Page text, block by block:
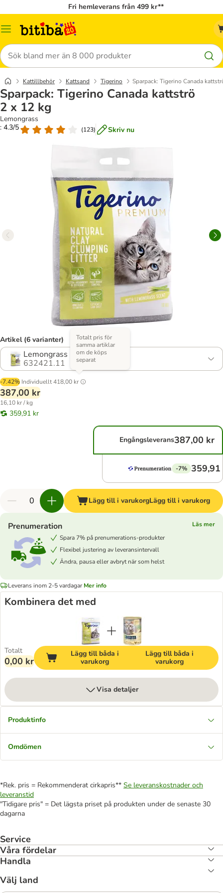
Fri hemleverans från 499 kr**
Meny
Sök
Kattillbehör Kattsand Tigerino Sparpack: Tigerino Canada
Sparpack: Tigerino Canada kattströ
2 x 12 kg
Lemongrass
: 4.3/5
(123) Skriv nu
Artikel (6 varianter)
Lemongrass
632421.11
-7.42% Individuellt418,00 kr
Totalt pris för
samma artiklar
om de köps
separat
387,00 kr
16,10 kr / kg
359,91 kr
Engångsleverans387,00 kr
-7% 359,91
Lägg till i varukorgLägg till i varukorg
Prenumeration
Läs mer
Spara 7% på prenumerations-produkter
Flexibel justering av leveransintervall
Ändra, pausa eller avbryt när som helst
Leverans inom 2-5 vardagar Mer info
Kombinera det med
Totalt
0,00 kr
Lägg till båda i
varukorg
Lägg till båda i
varukorg
Visa detaljer
Produktinfo
Omdömen
*Rek. pris = Rekommenderat cirkapris** Se leveranskostnader och
leveranstid
"Tidigare pris" = Det lägsta priset på produkten under de senaste 30
dagarna
Service
Våra fördelar
Handla
Välj land